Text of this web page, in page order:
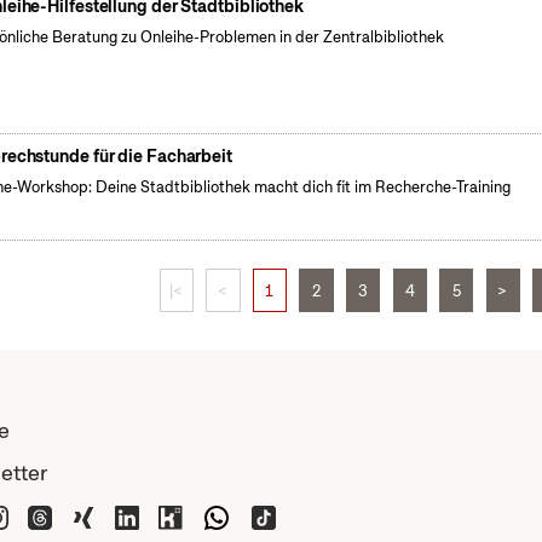
Hilfestellung der Stadtbibliothek
Beratung zu Onleihe-Problemen in der Zentralbibliothek
für die Facharbeit
Workshop: Deine Stadtbibliothek macht dich fit im Recherche-Training
|< < 1 2 3 4 5 >